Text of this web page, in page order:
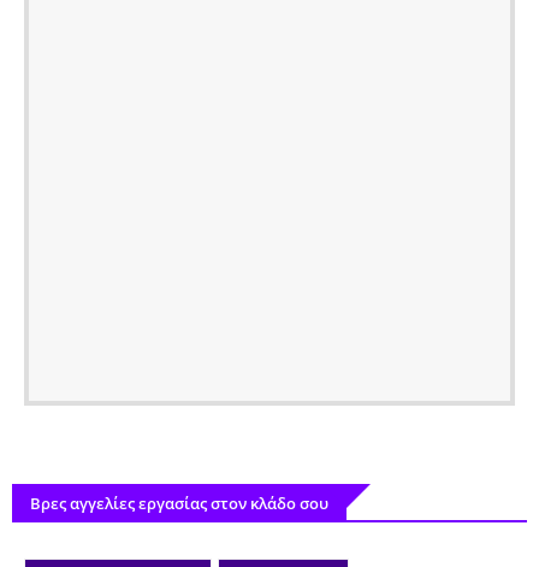
Βρες αγγελίες εργασίας στον κλάδο σου